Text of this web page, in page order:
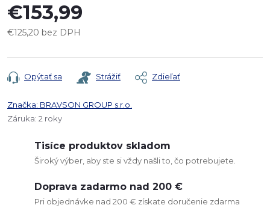
€153,99
€125,20 bez DPH
cena:
Opýtať sa Strážiť Zdieľať
Značka: BRAVSON GROUP s.r.o.
Záruka: 2 roky
Tisíce produktov skladom
Široký výber, aby ste si vždy našli to, čo potrebujete.
Doprava zadarmo nad 200 €
Pri objednávke nad 200 € získate doručenie zdarma